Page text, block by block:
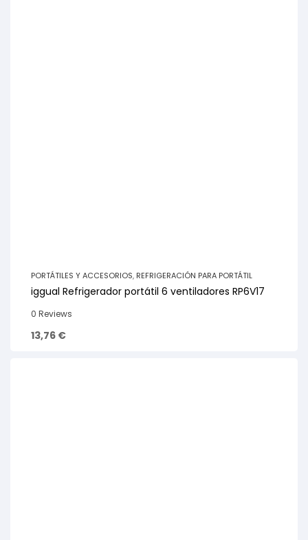
PORTÁTILES Y ACCESORIOS, REFRIGERACIÓN PARA PORTÁTIL
iggual Refrigerador portátil 6 ventiladores RP6V17
0 Reviews
13,76 €